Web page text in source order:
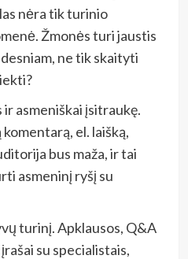
nėra tik turinio
Žmonės turi jaustis
ne tik skaityti
asmeniškai įsitraukę.
el. laišką,
bus maža, ir tai
asmeninį ryšį su
turinį. Apklausos, Q&A
su specialistais,